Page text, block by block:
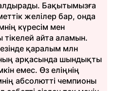
Бақытымызға
желілер бар, онда
күресім мен
тікелей айта аламын.
қаралым млн
арқасында шындықты
емес. Өз еліңнің
абсолютті чемпионы